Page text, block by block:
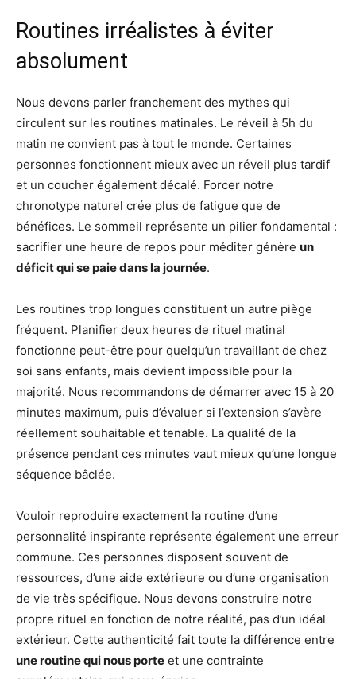
Routines irréalistes à éviter
absolument
Nous devons parler franchement des mythes qui
circulent sur les routines matinales. Le réveil à 5h du
matin ne convient pas à tout le monde. Certaines
personnes fonctionnent mieux avec un réveil plus tardif
et un coucher également décalé. Forcer notre
chronotype naturel crée plus de fatigue que de
bénéfices. Le sommeil représente un pilier fondamental :
sacrifier une heure de repos pour méditer génère un
déficit qui se paie dans la journée.
Les routines trop longues constituent un autre piège
fréquent. Planifier deux heures de rituel matinal
fonctionne peut-être pour quelqu’un travaillant de chez
soi sans enfants, mais devient impossible pour la
majorité. Nous recommandons de démarrer avec 15 à 20
minutes maximum, puis d’évaluer si l’extension s’avère
réellement souhaitable et tenable. La qualité de la
présence pendant ces minutes vaut mieux qu’une longue
séquence bâclée.
Vouloir reproduire exactement la routine d’une
personnalité inspirante représente également une erreur
commune. Ces personnes disposent souvent de
ressources, d’une aide extérieure ou d’une organisation
de vie très spécifique. Nous devons construire notre
propre rituel en fonction de notre réalité, pas d’un idéal
extérieur. Cette authenticité fait toute la différence entre
une routine qui nous porte et une contrainte